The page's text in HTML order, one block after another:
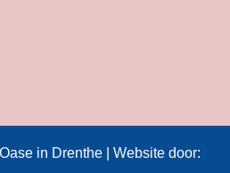
in Drenthe | Website door: